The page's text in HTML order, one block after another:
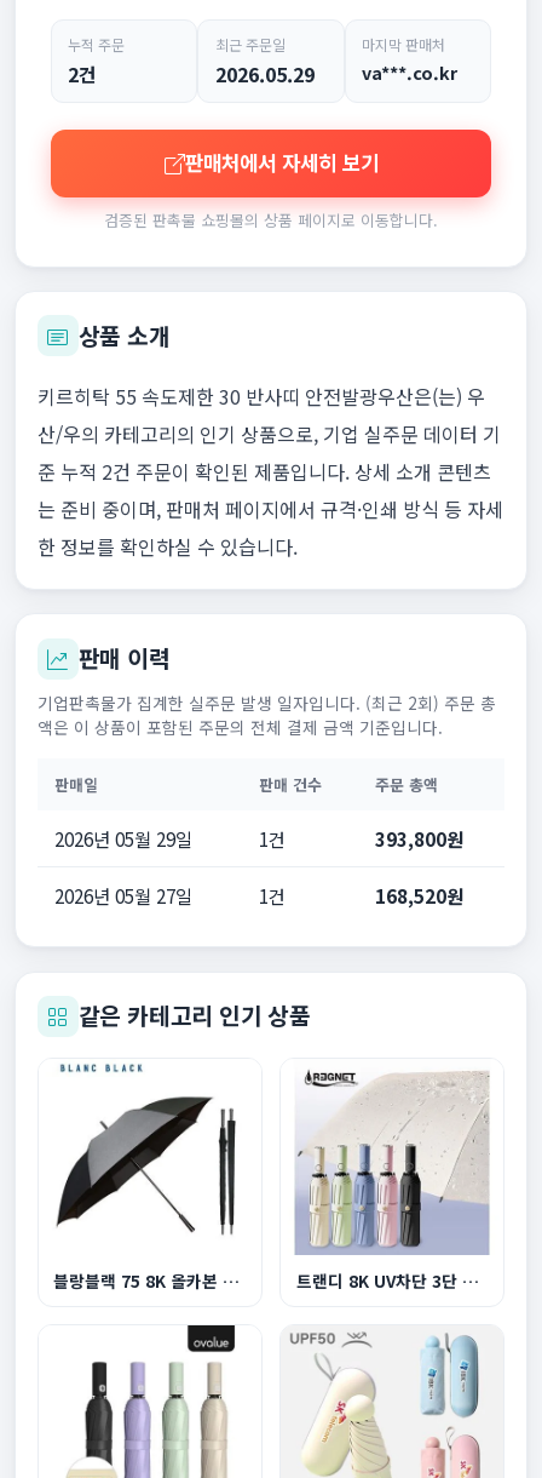
누적 주문
2건
최근 주문일
2026.05.29
마지막 판매처
va***.co.kr
판매처에서 자세히 보기
검증된 판촉물 쇼핑몰의 상품 페이지로 이동합니다.
상품 소개
키르히탁 55 속도제한 30 반사띠 안전발광우산은(는) 우
산/우의 카테고리의 인기 상품으로, 기업 실주문 데이터 기
준 누적 2건 주문이 확인된 제품입니다. 상세 소개 콘텐츠
는 준비 중이며, 판매처 페이지에서 규격·인쇄 방식 등 자세
한 정보를 확인하실 수 있습니다.
판매 이력
기업판촉물가 집계한 실주문 발생 일자입니다. (최근 2회) 주문 총
액은 이 상품이 포함된 주문의 전체 결제 금액 기준입니다.
판매일 판매 건수 주문 총액
2026년 05월 29일 1건 393,800원
2026년 05월 27일 1건 168,520원
같은 카테고리 인기 상품
블랑블랙 75 8K 올카본 프리미엄 초경량 골프 장우... 트랜디 8K UV차단 3단 원터치 완자동 양우산